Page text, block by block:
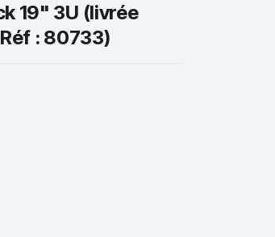
19" 3U (livrée
: 80733)